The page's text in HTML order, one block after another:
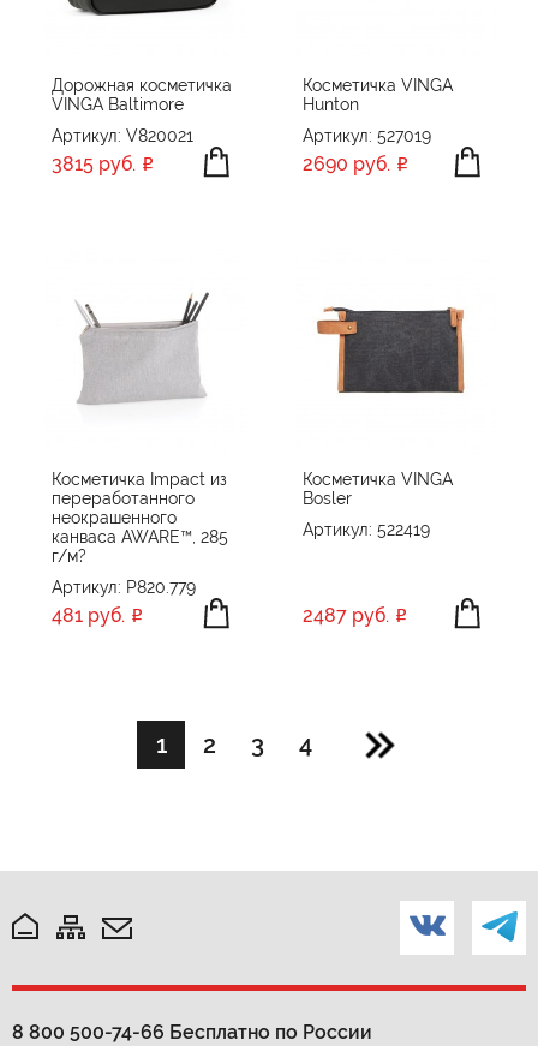
Дорожная косметичка
VINGA Baltimore
Артикул: V820021
3815 руб.
Косметичка VINGA
Hunton
Артикул: 527019
2690 руб.
Косметичка Impact из
переработанного
неокрашенного
канваса AWARE™, 285
г/м?
Артикул: P820.779
481 руб.
Косметичка VINGA
Bosler
Артикул: 522419
2487 руб.
1 2 3 4
8 800 500-74-66 Бесплатно по России